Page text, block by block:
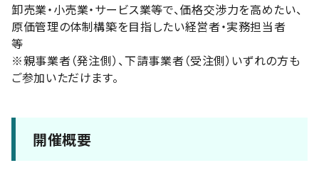
卸売業・小売業・サービス業等で、価格交渉力を高めたい、
原価管理の体制構築を目指したい経営者・実務担当者
等
※親事業者（発注側）、下請事業者（受注側）いずれの方も
ご参加いただけます。
開催概要